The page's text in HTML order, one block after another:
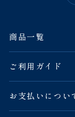
商品一覧
ご利用ガイド
お支払いについ